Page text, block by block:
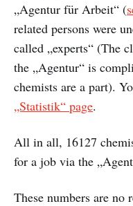
„Agentur für Arbeit“ (
related persons were
called „experts“ (The
the „Agentur“ is
chemists are a part).
„Statistik“ page.
All in all, 16127
for a job via the
These numbers are no